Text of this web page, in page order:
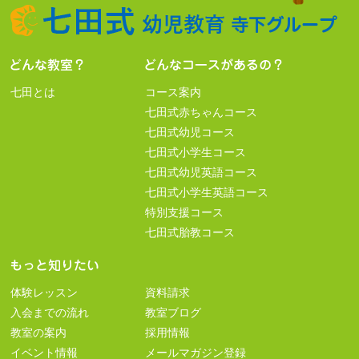
七田とは
コース案内
七田式赤ちゃんコース
七田式幼児コース
七田式小学生コース
七田式幼児英語コース
七田式小学生英語コース
特別支援コース
七田式胎教コース
体験レッスン
入会までの流れ
教室の案内
イベント情報
資料請求
教室ブログ
採用情報
メールマガジン登録